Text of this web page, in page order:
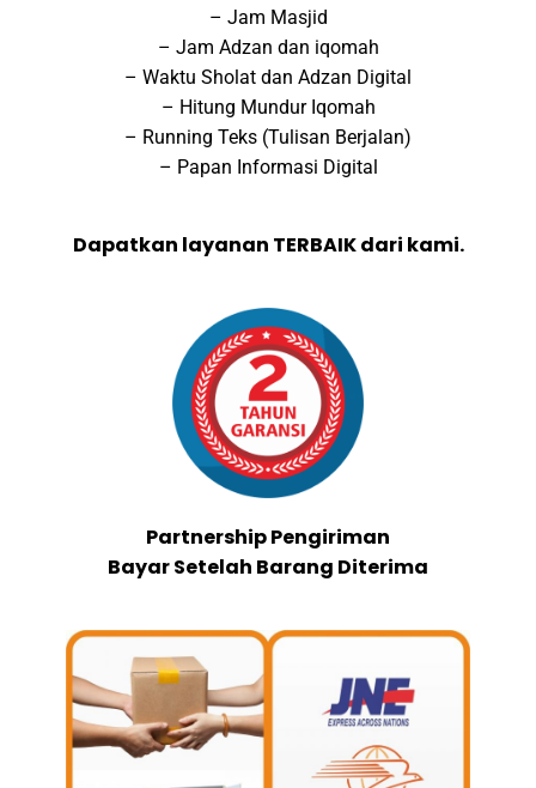
– Jam Masjid
– Jam Adzan dan iqomah
– Waktu Sholat dan Adzan Digital
– Hitung Mundur Iqomah
– Running Teks (Tulisan Berjalan)
– Papan Informasi Digital
Dapatkan layanan TERBAIK dari kami.
Partnership Pengiriman
Bayar Setelah Barang Diterima